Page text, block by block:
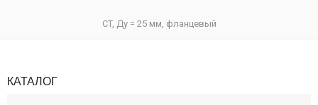
CT, Ду = 25 мм, фланцевый
КАТАЛОГ